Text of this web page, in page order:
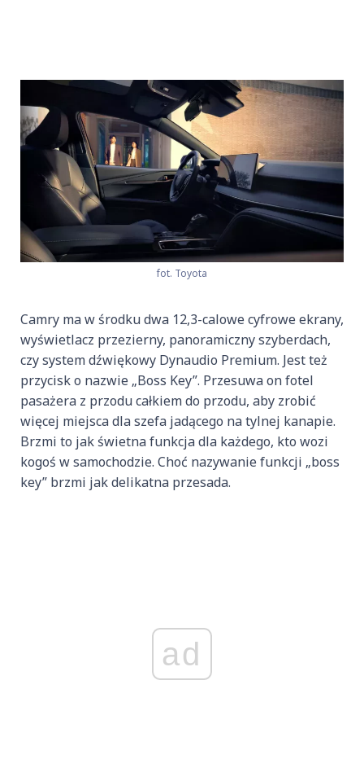
fot. Toyota
Camry ma w środku dwa 12,3-calowe cyfrowe ekrany,
wyświetlacz przezierny, panoramiczny szyberdach,
czy system dźwiękowy Dynaudio Premium. Jest też
przycisk o nazwie „Boss Key”. Przesuwa on fotel
pasażera z przodu całkiem do przodu, aby zrobić
więcej miejsca dla szefa jadącego na tylnej kanapie.
Brzmi to jak świetna funkcja dla każdego, kto wozi
kogoś w samochodzie. Choć nazywanie funkcji „boss
key” brzmi jak delikatna przesada.
ad